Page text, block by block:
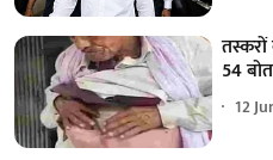
54
12